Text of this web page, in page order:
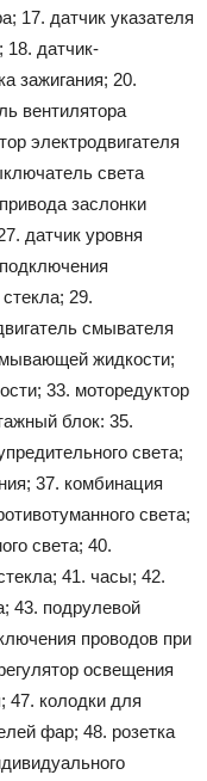
17. датчик указателя
датчик-
зажигания; 20.
вентилятора
электродвигателя
света
заслонки
датчик уровня
29.
смывателя
жидкости;
33. моторедуктор
блок: 35.
света;
37. комбинация
света;
света; 40.
41. часы; 42.
43. подрулевой
проводов при
освещения
47. колодки для
фар; 48. розетка